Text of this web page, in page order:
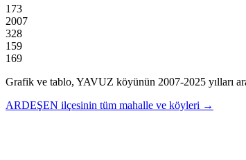
173
2007
328
159
169
Grafik ve tablo, YAVUZ köyünün 2007-2025 yılları
ARDEŞEN ilçesinin tüm mahalle ve köyleri →